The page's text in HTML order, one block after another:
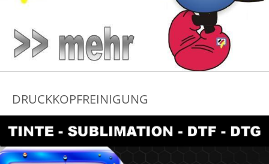
DRUCKKOPFREINIGUNG